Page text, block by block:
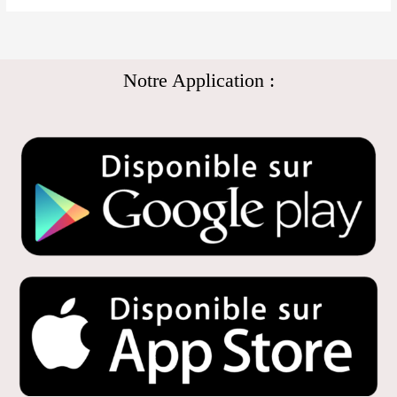
Notre Application :